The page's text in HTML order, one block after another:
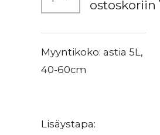
ostoskoriin
Myyntikoko: astia 5L,
40-60cm
Lisäystapa: